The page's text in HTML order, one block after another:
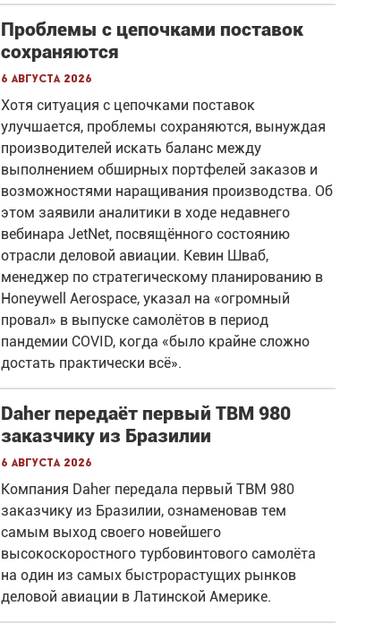
Проблемы с цепочками поставок
сохраняются
6 августа 2026
Хотя ситуация с цепочками поставок
улучшается, проблемы сохраняются, вынуждая
производителей искать баланс между
выполнением обширных портфелей заказов и
возможностями наращивания производства. Об
этом заявили аналитики в ходе недавнего
вебинара JetNet, посвящённого состоянию
отрасли деловой авиации. Кевин Шваб,
менеджер по стратегическому планированию в
Honeywell Aerospace, указал на «огромный
провал» в выпуске самолётов в период
пандемии COVID, когда «было крайне сложно
достать практически всё».
Daher передаёт первый TBM 980
заказчику из Бразилии
6 августа 2026
Компания Daher передала первый TBM 980
заказчику из Бразилии, ознаменовав тем
самым выход своего новейшего
высокоскоростного турбовинтового самолёта
на один из самых быстрорастущих рынков
деловой авиации в Латинской Америке.